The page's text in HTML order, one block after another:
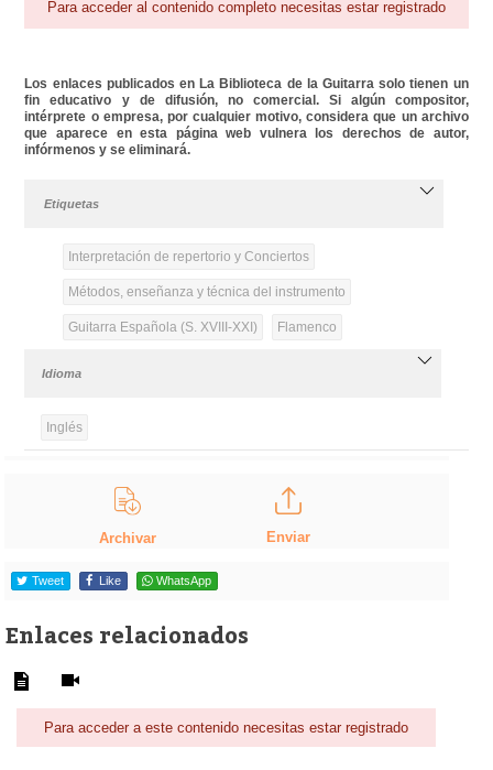
Para acceder al contenido completo necesitas estar registrado
Los enlaces publicados en La Biblioteca de la Guitarra solo tienen un
fin educativo y de difusión, no comercial. Si algún compositor,
intérprete o empresa, por cualquier motivo, considera que un archivo
que aparece en esta página web vulnera los derechos de autor,
infórmenos y se eliminará.
Etiquetas
Interpretación de repertorio y Conciertos
Métodos, enseñanza y técnica del instrumento
Guitarra Española (S. XVIII-XXI) Flamenco
Idioma
Inglés
Archivar Enviar
Tweet Like WhatsApp
Enlaces relacionados
Para acceder a este contenido necesitas estar registrado